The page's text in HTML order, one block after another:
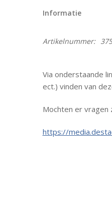
Informatie
Artikelnummer:
Via onderstaande
ect.) vinden van
Mochten er vragen
https://